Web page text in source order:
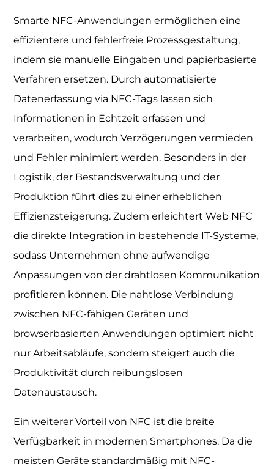
Smarte NFC-Anwendungen ermöglichen eine
effizientere und fehlerfreie Prozessgestaltung,
indem sie manuelle Eingaben und papierbasierte
Verfahren ersetzen. Durch automatisierte
Datenerfassung via NFC-Tags lassen sich
Informationen in Echtzeit erfassen und
verarbeiten, wodurch Verzögerungen vermieden
und Fehler minimiert werden. Besonders in der
Logistik, der Bestandsverwaltung und der
Produktion führt dies zu einer erheblichen
Effizienzsteigerung. Zudem erleichtert Web NFC
die direkte Integration in bestehende IT-Systeme,
sodass Unternehmen ohne aufwendige
Anpassungen von der drahtlosen Kommunikation
profitieren können. Die nahtlose Verbindung
zwischen NFC-fähigen Geräten und
browserbasierten Anwendungen optimiert nicht
nur Arbeitsabläufe, sondern steigert auch die
Produktivität durch reibungslosen
Datenaustausch.
Ein weiterer Vorteil von NFC ist die breite
Verfügbarkeit in modernen Smartphones. Da die
meisten Geräte standardmäßig mit NFC-